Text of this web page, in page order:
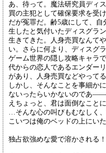
あ、待って。魔法研究員ディ
買の主犯として確保要求を受
だが冤罪だ。齢5歳にして、
生したと気付いたディスグラ
生きてきた。人身売買なんて
い。さらに何より、ディスグ
ゲーム世界の隠し攻略キャラ
代からの恋人であるエンダー
があり、人身売買などやって
しかし、そんなことを事細か
ないったらいかないのであ
えちょっと、君は面倒なこと
…そんな心の叫びもむなしく
こいつは俺のベッドの上にいた
独占欲強めな愛で溶かされる